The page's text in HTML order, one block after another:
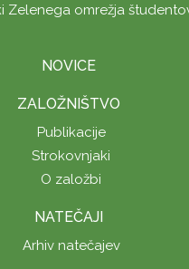
Zelenega omrežja
NOVICE
ZALOŽNIŠTVO
Publikacije
Strokovnjaki
O založbi
NATEČAJI
Arhiv natečajev